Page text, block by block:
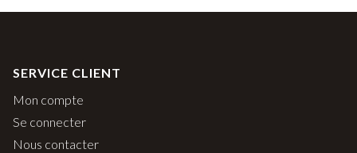
SERVICE CLIENT
Mon compte
Se connecter
Nous contacter